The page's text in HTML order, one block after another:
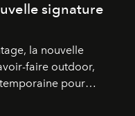
signature
la nouvelle
faire outdoor,
pour
quotidien.